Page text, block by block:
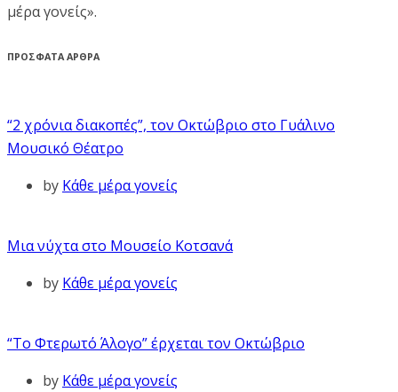
μέρα γονείς».
ΠΡΟΣΦΑΤΑ ΑΡΘΡΑ
“2 χρόνια διακοπές”, τον Οκτώβριο στο Γυάλινο
Μουσικό Θέατρο
by Κάθε μέρα γονείς
Μια νύχτα στο Μουσείο Κοτσανά
by Κάθε μέρα γονείς
“Το Φτερωτό Άλογο” έρχεται τον Οκτώβριο
by Κάθε μέρα γονείς